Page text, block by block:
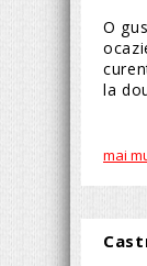
O
la
mai